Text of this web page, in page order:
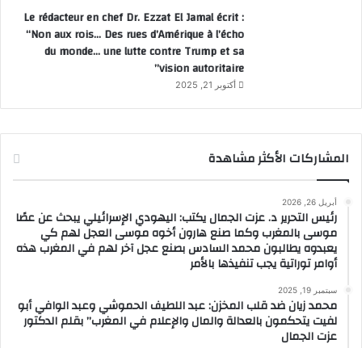
Le rédacteur en chef Dr. Ezzat El Jamal écrit :
“Non aux rois… Des rues d’Amérique à l’écho
du monde… une lutte contre Trump et sa
vision autoritaire”
أكتوبر 21, 2025
المشاركات الأكثر مشاهدة
أبريل 26, 2026
رئيس التحرير د. عزت الجمال يكتب: اليهودي الإسرائيلي يبحث عن عصًا
موسى بالمغرب وكما صنع هارون أخوه موسى العجل لهم كي
يعبدوه يطالبون محمد السادس بصنع عجل آخر لهم في المغرب هذه
أوامر توراتية يجب تنفيذها بالأمر
سبتمبر 19, 2025
محمد زيان ضد قلب المخزن: عبد اللطيف الحموشي وعبد الوافي أبو
لفيت يتحكمون بالعدالة والمال والإعلام في المغرب” بقلم الدكتور
عزت الجمال